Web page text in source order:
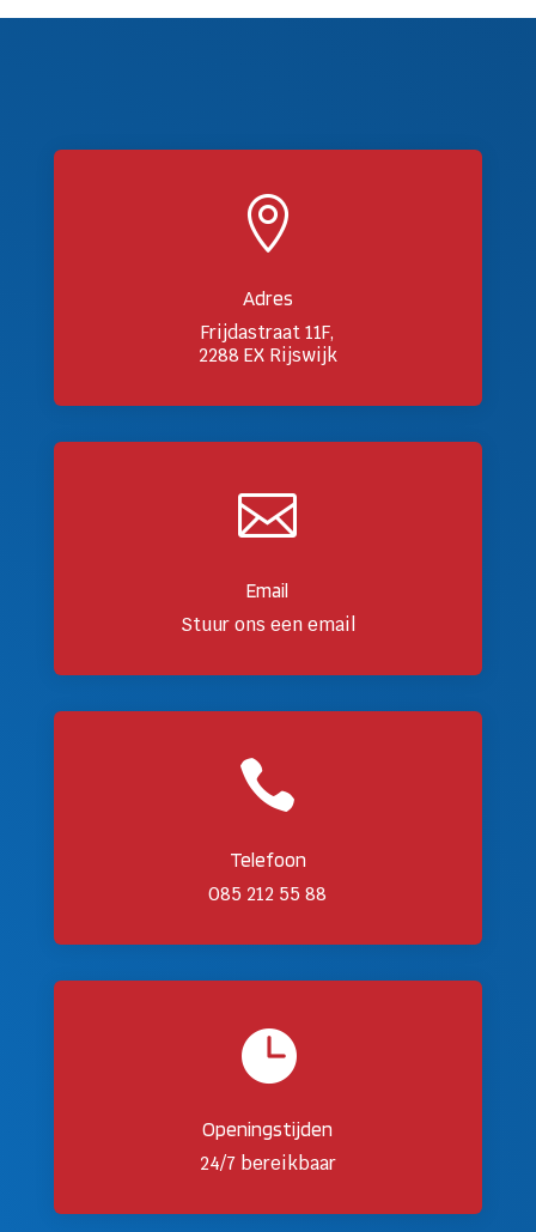

Adres
Frijdastraat 11F,
2288 EX Rijswijk

Email
Stuur ons een email

Telefoon
085 212 55 88

Openingstijden
24/7 bereikbaar